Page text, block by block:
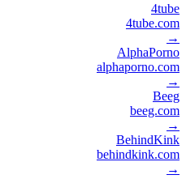
4tube
4tube.com
→
AlphaPorno
alphaporno.com
→
Beeg
beeg.com
→
BehindKink
behindkink.com
→